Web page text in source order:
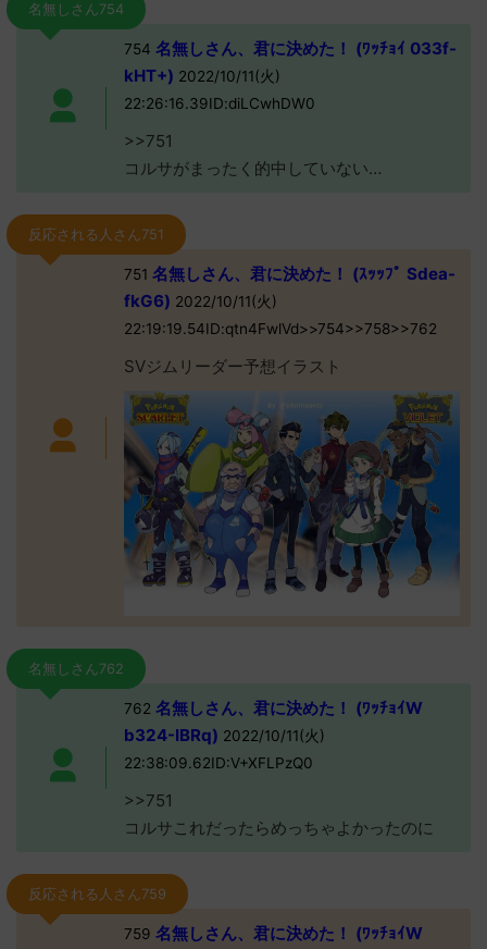
名無しさん754
754 名無しさん、君に決めた！ (ﾜｯﾁｮｲ 033f-
kHT+) 2022/10/11(火)
22:26:16.39ID:diLCwhDW0
>>751
コルサがまったく的中していない…
反応される人さん751
751 名無しさん、君に決めた！ (ｽｯｯﾌﾟ Sdea-
fkG6) 2022/10/11(火)
22:19:19.54ID:qtn4FwlVd>>754>>758>>762
SVジムリーダー予想イラスト
名無しさん762
762 名無しさん、君に決めた！ (ﾜｯﾁｮｲW
b324-IBRq) 2022/10/11(火)
22:38:09.62ID:V+XFLPzQ0
>>751
コルサこれだったらめっちゃよかったのに
反応される人さん759
759 名無しさん、君に決めた！ (ﾜｯﾁｮｲW